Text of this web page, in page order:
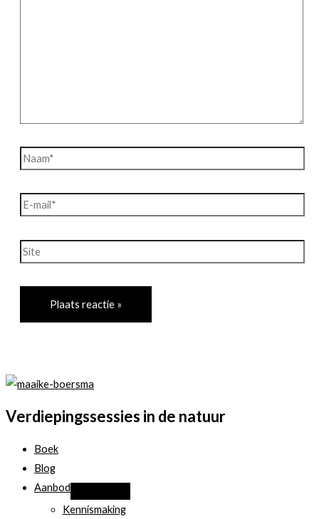
Naam*
E-
Site
Verdiepingssessies in de natuur
Boek
Blog
Aanbod
Kennismaking